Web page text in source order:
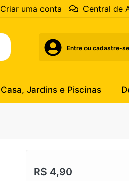
Criar uma conta Central de
Entre ou cadastre-se
Casa, Jardins e Piscinas
R$ 4,90